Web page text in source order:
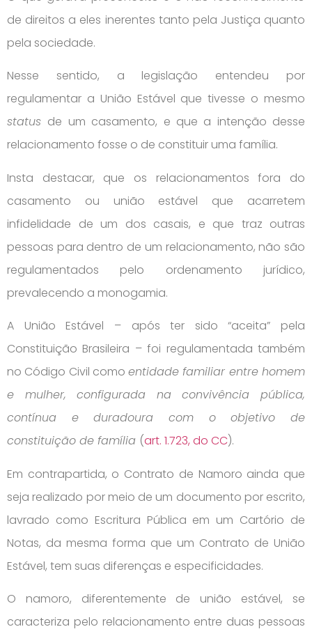
de direitos a eles inerentes tanto pela Justiça quanto
pela sociedade.
Nesse sentido, a legislação entendeu por
regulamentar a União Estável que tivesse o mesmo
status de um casamento, e que a intenção desse
relacionamento fosse o de constituir uma família.
Insta destacar, que os relacionamentos fora do
casamento ou união estável que acarretem
infidelidade de um dos casais, e que traz outras
pessoas para dentro de um relacionamento, não são
regulamentados pelo ordenamento jurídico,
prevalecendo a monogamia.
A União Estável – após ter sido “aceita” pela
Constituição Brasileira – foi regulamentada também
no Código Civil comoentidade familiar entre homem
e mulher, configurada na convivência pública,
contínua e duradoura com o objetivo de
constituição de família (art. 1.723, do CC).
Em contrapartida, o Contrato de Namoro ainda que
seja realizado por meio de um documento por escrito,
lavrado como Escritura Pública em um Cartório de
Notas, da mesma forma que um Contrato de União
Estável, tem suas diferenças e especificidades.
O namoro, diferentemente de união estável, se
caracteriza pelo relacionamento entre duas pessoas